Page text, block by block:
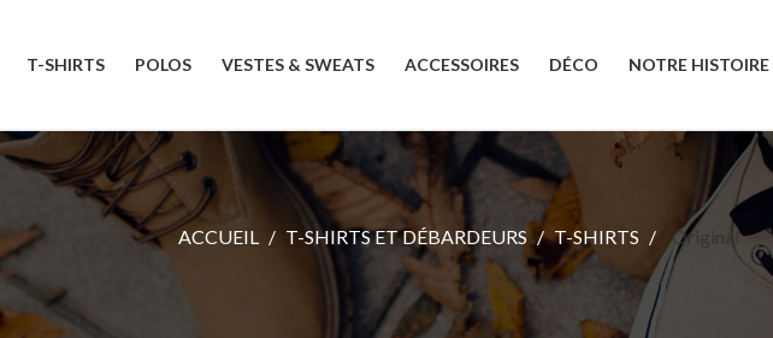
T-SHIRTS POLOS VESTES & SWEATS ACCESSOIRES DÉCO NOTRE HISTOIRE
ACCUEIL T-SHIRTS ET DÉBARDEURS T-SHIRTS Original